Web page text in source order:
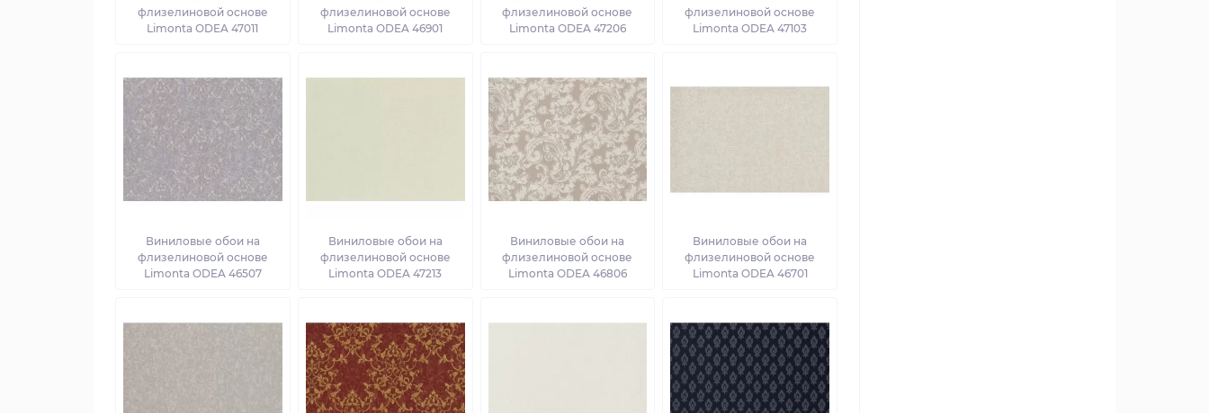
флизелиновой основе
Limonta ODEA 47011
флизелиновой основе
Limonta ODEA 46901
флизелиновой основе
Limonta ODEA 47206
флизелиновой основе
Limonta ODEA 47103
Виниловые обои на
флизелиновой основе
Limonta ODEA 46507
Виниловые обои на
флизелиновой основе
Limonta ODEA 47213
Виниловые обои на
флизелиновой основе
Limonta ODEA 46806
Виниловые обои на
флизелиновой основе
Limonta ODEA 46701